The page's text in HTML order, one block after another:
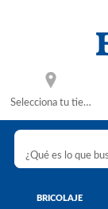
Selecciona tu tienda
BRICOLAJE